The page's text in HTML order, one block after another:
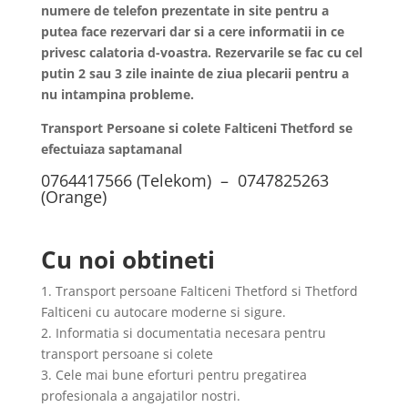
numere de telefon prezentate in site pentru a
putea face rezervari dar si a cere informatii in ce
privesc calatoria d-voastra. Rezervarile se fac cu cel
putin 2 sau 3 zile inainte de ziua plecarii pentru a
nu intampina probleme.
Transport Persoane si colete Falticeni Thetford se
efectuiaza saptamanal
0764417566 (Telekom) – 0747825263
(Orange)
Cu noi obtineti
1. Transport persoane Falticeni Thetford si Thetford
Falticeni cu autocare moderne si sigure.
2. Informatia si documentatia necesara pentru
transport persoane si colete
3. Cele mai bune eforturi pentru pregatirea
profesionala a angajatilor nostri.